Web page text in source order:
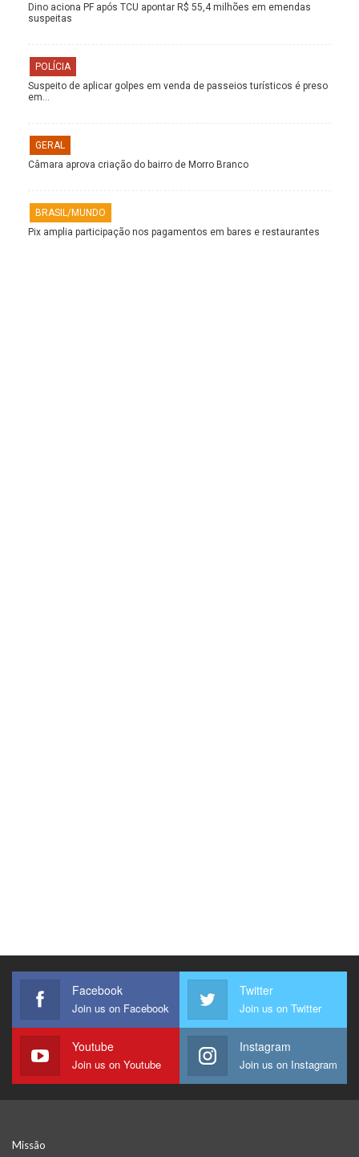
Dino aciona PF após TCU apontar R$ 55,4 milhões em emendas
suspeitas
POLÍCIA
Suspeito de aplicar golpes em venda de passeios turísticos é preso
em…
GERAL
Câmara aprova criação do bairro de Morro Branco
BRASIL/MUNDO
Pix amplia participação nos pagamentos em bares e restaurantes
Facebook
Join us on Facebook
Twitter
Join us on Twitter
Youtube
Join us on Youtube
Instagram
Join us on Instagram
Missão